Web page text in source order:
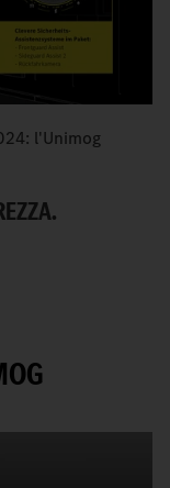
l'Unimog